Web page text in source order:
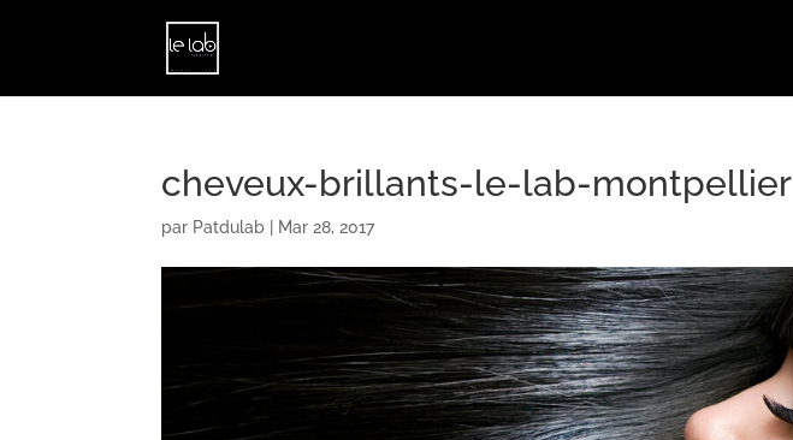
cheveux-brillants-le-lab-montpellier
par Patdulab Mar 28, 2017